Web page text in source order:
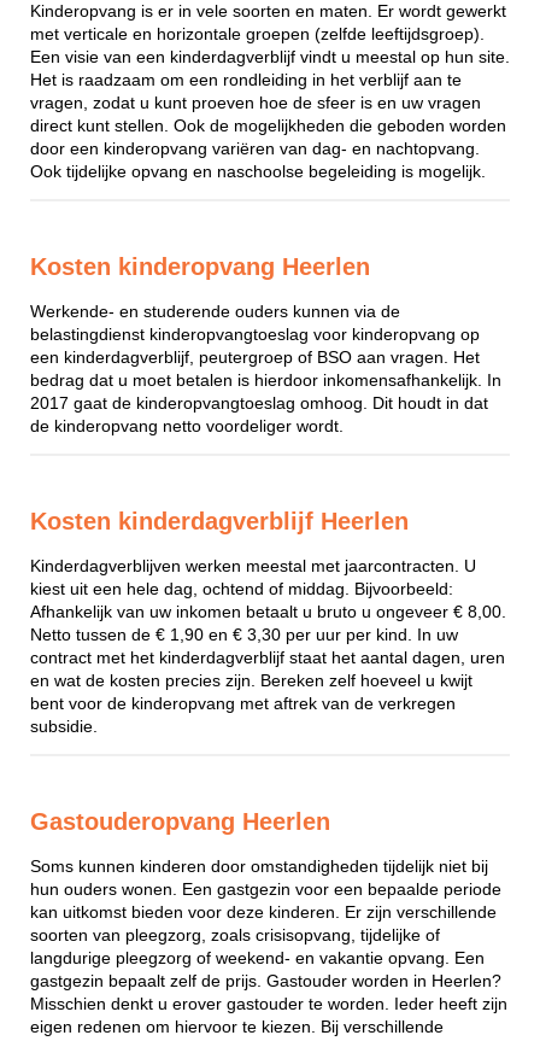
Kinderopvang is er in vele soorten en maten. Er wordt gewerkt
met verticale en horizontale groepen (zelfde leeftijdsgroep).
Een visie van een kinderdagverblijf vindt u meestal op hun site.
Het is raadzaam om een rondleiding in het verblijf aan te
vragen, zodat u kunt proeven hoe de sfeer is en uw vragen
direct kunt stellen. Ook de mogelijkheden die geboden worden
door een kinderopvang variëren van dag- en nachtopvang.
Ook tijdelijke opvang en naschoolse begeleiding is mogelijk.
Kosten kinderopvang Heerlen
Werkende- en studerende ouders kunnen via de
belastingdienst kinderopvangtoeslag voor kinderopvang op
een kinderdagverblijf, peutergroep of BSO aan vragen. Het
bedrag dat u moet betalen is hierdoor inkomensafhankelijk. In
2017 gaat de kinderopvangtoeslag omhoog. Dit houdt in dat
de kinderopvang netto voordeliger wordt.
Kosten kinderdagverblijf Heerlen
Kinderdagverblijven werken meestal met jaarcontracten. U
kiest uit een hele dag, ochtend of middag. Bijvoorbeeld:
Afhankelijk van uw inkomen betaalt u bruto u ongeveer € 8,00.
Netto tussen de € 1,90 en € 3,30 per uur per kind. In uw
contract met het kinderdagverblijf staat het aantal dagen, uren
en wat de kosten precies zijn. Bereken zelf hoeveel u kwijt
bent voor de kinderopvang met aftrek van de verkregen
subsidie.
Gastouderopvang Heerlen
Soms kunnen kinderen door omstandigheden tijdelijk niet bij
hun ouders wonen. Een gastgezin voor een bepaalde periode
kan uitkomst bieden voor deze kinderen. Er zijn verschillende
soorten van pleegzorg, zoals crisisopvang, tijdelijke of
langdurige pleegzorg of weekend- en vakantie opvang. Een
gastgezin bepaalt zelf de prijs. Gastouder worden in Heerlen?
Misschien denkt u erover gastouder te worden. Ieder heeft zijn
eigen redenen om hiervoor te kiezen. Bij verschillende